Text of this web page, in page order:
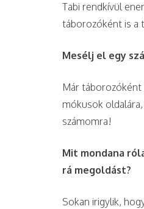
Tabi rendkívül
táborozóként is a
Mesélj el egy
Már táborozóként
mókusok
számomra!
Mit mondana
rá megoldást?
Sokan irigylik,